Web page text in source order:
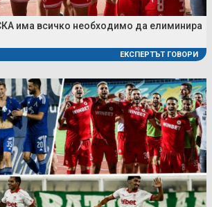
има всичко необходимо да елиминира
ЕКСПЕРТЪТ ГОВОРИ